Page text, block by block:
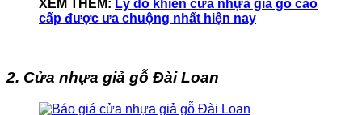
XEM THÊM: Lý do khiến cửa nhựa giả gỗ cao
cấp được ưa chuộng nhất hiện nay
2. Cửa nhựa giả gỗ Đài Loan